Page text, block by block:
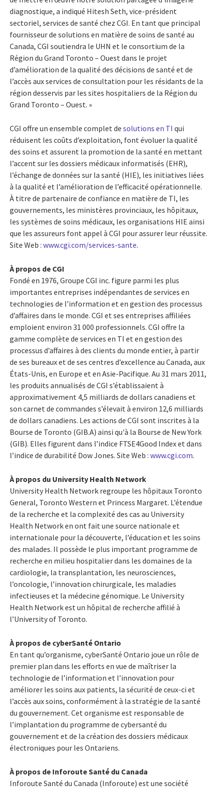
diagnostique, a indiqué Hitesh Seth, vice-président
sectoriel, services de santé chez CGI. En tant que principal
fournisseur de solutions en matière de soins de santé au
Canada, CGI soutiendra le UHN et le consortium de la
Région du Grand Toronto – Ouest dans le projet
d’amélioration de la qualité des décisions de santé et de
l’accès aux services de consultation pour les résidants de la
région desservis par les sites hospitaliers de la Région du
Grand Toronto – Ouest. »
CGI offre un ensemble complet de solutions en TI qui
réduisent les coûts d’exploitation, font évoluer la qualité
des soins et assurent la promotion de la santé en mettant
l’accent sur les dossiers médicaux informatisés (EHR),
l’échange de données sur la santé (HIE), les initiatives liées
à la qualité et l’amélioration de l’efficacité opérationnelle.
À titre de partenaire de confiance en matière de TI, les
gouvernements, les ministères provinciaux, les hôpitaux,
les systèmes de soins médicaux, les organisations HIE ainsi
que les assureurs font appel à CGI pour assurer leur réussite.
Site Web : www.cgi.com/services-sante.
À propos de CGI
Fondé en 1976, Groupe CGI inc. figure parmi les plus
importantes entreprises indépendantes de services en
technologies de l’information et en gestion des processus
d’affaires dans le monde. CGI et ses entreprises affiliées
emploient environ 31 000 professionnels. CGI offre la
gamme complète de services en TI et en gestion des
processus d’affaires à des clients du monde entier, à partir
de ses bureaux et de ses centres d’excellence au Canada, aux
États-Unis, en Europe et en Asie-Pacifique. Au 31 mars 2011,
les produits annualisés de CGI s’établissaient à
approximativement 4,5 milliards de dollars canadiens et
son carnet de commandes s’élevait à environ 12,6 milliards
de dollars canadiens. Les actions de CGI sont inscrites à la
Bourse de Toronto (GIB.A) ainsi qu'à la Bourse de New York
(GIB). Elles figurent dans l’indice FTSE4Good Index et dans
l’indice de durabilité Dow Jones. Site Web : www.cgi.com.
À propos du University Health Network
University Health Network regroupe les hôpitaux Toronto
General, Toronto Western et Princess Margaret. L’étendue
de la recherche et la complexité des cas au University
Health Network en ont fait une source nationale et
internationale pour la découverte, l’éducation et les soins
des malades. Il possède le plus important programme de
recherche en milieu hospitalier dans les domaines de la
cardiologie, la transplantation, les neurosciences,
l’oncologie, l’innovation chirurgicale, les maladies
infectieuses et la médecine génomique. Le University
Health Network est un hôpital de recherche affilié à
l’University of Toronto.
À propos de cyberSanté Ontario
En tant qu’organisme, cyberSanté Ontario joue un rôle de
premier plan dans les efforts en vue de maîtriser la
technologie de l’information et l’innovation pour
améliorer les soins aux patients, la sécurité de ceux-ci et
l’accès aux soins, conformément à la stratégie de la santé
du gouvernement. Cet organisme est responsable de
l’implantation du programme de cybersanté du
gouvernement et de la création des dossiers médicaux
électroniques pour les Ontariens.
À propos de Inforoute Santé du Canada
Inforoute Santé du Canada (Inforoute) est une société